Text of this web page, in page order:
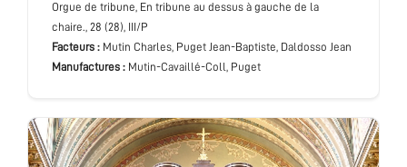
Orgue de tribune, En tribune au dessus à gauche de la
chaire., 28 (28), III/P
Facteurs : Mutin Charles, Puget Jean-Baptiste, Daldosso Jean
Manufactures : Mutin-Cavaillé-Coll, Puget